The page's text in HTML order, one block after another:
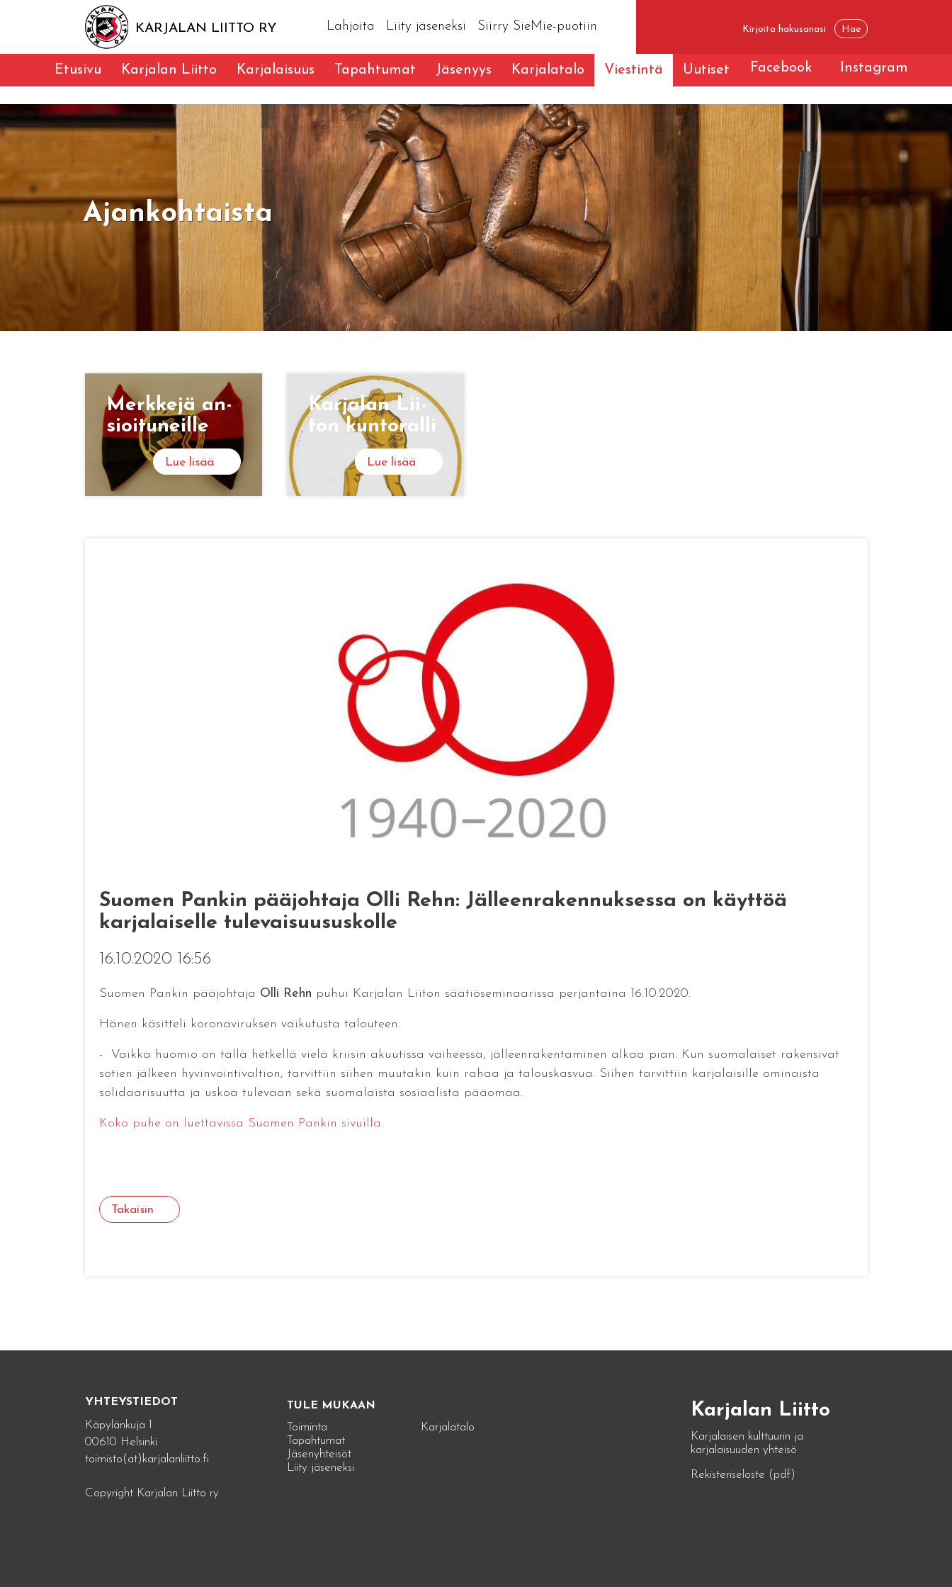
KARJALAN LIITTO RY Lahjoita Liity jäseneksi Siirry SieMie-puotiin
Etusivu Karjalan Liitto Karjalaisuus Tapahtumat Jäsenyys Karjalatalo Viestintä Uutiset Facebook Instagram
Ajankohtaista
Merk­ke­jä an­
sioi­tu­neil­le
Lue lisää
Kar­ja­lan Lii­
ton kun­to­ral­li
Lue lisää
Suomen Pankin pääjohtaja Olli Rehn: Jälleenrakennuksessa on käyttöä
karjalaiselle tulevaisuususkolle
16.10.2020 16:56
Suomen Pankin pääjohtaja Olli Rehn puhui Karjalan Liiton säätiöseminaarissa perjantaina 16.10.2020.
Hänen käsitteli koronaviruksen vaikutusta talouteen.
- Vaikka huomio on tällä hetkellä vielä kriisin akuutissa vaiheessa, jälleenrakentaminen alkaa pian. Kun suomalaiset rakensivat
sotien jälkeen hyvinvointivaltion, tarvittiin siihen muutakin kuin rahaa ja talouskasvua. Siihen tarvittiin karjalaisille ominaista
solidaarisuutta ja uskoa tulevaan sekä suomalaista sosiaalista pääomaa.
Koko puhe on luettavissa Suomen Pankin sivuilla.
Takaisin
YHTEYSTIEDOT
Käpylänkuja 1
00610 Helsinki
toimisto(at)karjalanliitto.fi
Copyright Karjalan Liitto ry
TULE MUKAAN
Toiminta
Tapahtumat
Jäsenyhteisöt
Liity jäseneksi
Karjalatalo
Karjalan Liitto
Karjalaisen kulttuurin ja
karjalaisuuden yhteisö
Rekisteriseloste (pdf)